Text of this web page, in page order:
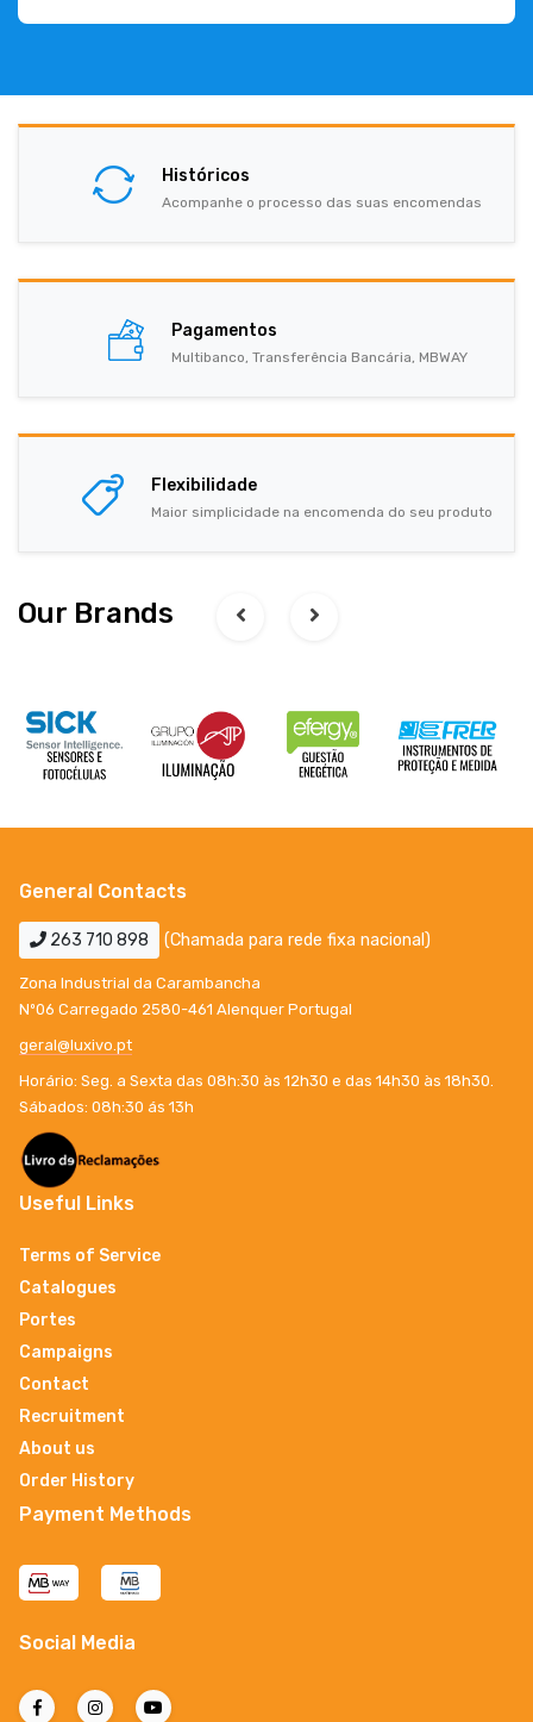
Históricos
Acompanhe o processo das suas encomendas
Pagamentos
Multibanco, Transferência Bancária, MBWAY
Flexibilidade
Maior simplicidade na encomenda do seu produto
Our Brands
General Contacts
263 710 898 (Chamada para rede fixa nacional)
Zona Industrial da Carambancha
Nº06 Carregado 2580-461 Alenquer Portugal
geral@luxivo.pt
Horário: Seg. a Sexta das 08h:30 às 12h30 e das 14h30 às 18h30.
Sábados: 08h:30 ás 13h
Useful Links
Terms of Service
Catalogues
Portes
Campaigns
Contact
Recruitment
About us
Order History
Payment Methods
Social Media